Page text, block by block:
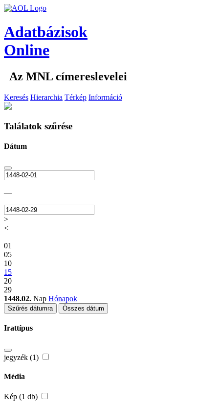
Adatbázisok
Online
Az MNL címereslevelei
Keresés Hierarchia Térkép Információ
Találatok szűrése
Dátum
—
>
<
01
05
10
15
20
29
1448.02. Nap Hónapok
Szűrés dátumra Összes dátum
Irattípus
jegyzék (1)
Média
Kép (1 db)